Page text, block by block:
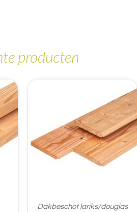
producten
Dakbeschot lariks/douglas